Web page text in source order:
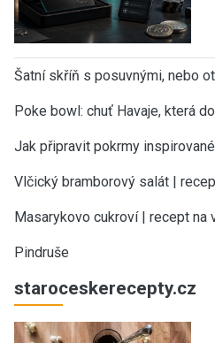
Šatní skříň s posuvnými, nebo
Poke bowl: chuť Havaje, která
Jak připravit pokrmy
Vlčický bramborový salát |
Masarykovo cukroví | recept na
Pindruše
staroceskerecepty.cz